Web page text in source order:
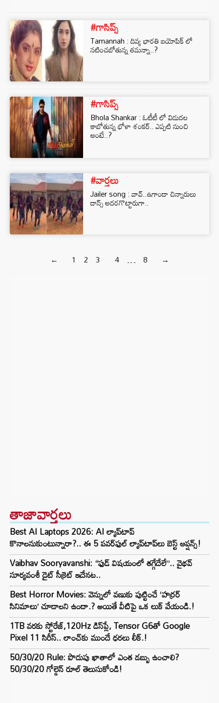
#గాసిప్స్
Tamannah : దివ్య భారతి బయోపిక్ లో
నటించబోతున్న తమన్నా..?
#గాసిప్స్
Bhola Shankar : ఓటీటీ లో విడుదల
కాబోతున్న భోళా శంకర్.. ఎప్పటి నుంచి
అంటే..?
#వార్తలు
Jailer song : వావ్..ఉగాండా చిన్నారులు
డాన్స్ అదరగొట్టారుగా..
← 1 2 3 4 … 8 →
తాజావార్తలు
Best AI Laptops 2026: AI ల్యాప్‌టాప్
కొనాలనుకుంటున్నారా?.. ఈ 5 పవర్‌ఫుల్ ల్యాప్‌టాప్‌లు బెస్ట్ ఆప్షన్స్!
Vaibhav Sooryavanshi: “ఫుడ్ విషయంలో తగ్గేదేలే”.. వైభవ్
సూర్యవంశీ డైట్ సీక్రెట్ ఇదేనట..
Best Horror Movies: వెన్నులో వణుకు పుట్టించే ‘హర్రర్
సినిమాలు’ చూడాలని ఉందా.? అయితే వీటిపై ఒక లుక్ వేయండి.!
1TB వరకు స్టోరేజ్,120Hz డిస్‌ప్లే, Tensor G6తో Google
Pixel 11 సిరీస్.. లాంచ్⁭కు ముందే ధరలు లీక్.!
50/30/20 Rule: పొదుపు ఖాతాలో ఎంత డబ్బు ఉంచాలి?
50/30/20 గోల్డెన్ రూల్ తెలుసుకోండి!